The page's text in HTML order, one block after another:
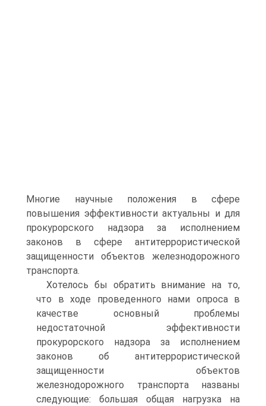
Многие научные положения в сфере
повышения эффективности актуальны и для
прокурорского надзора за исполнением
законов в сфере антитеррористической
защищенности объектов железнодорожного
транспорта.
Хотелось бы обратить внимание на то,
что в ходе проведенного нами опроса в
качестве основный проблемы
недостаточной эффективности
прокурорского надзора за исполнением
законов об антитеррористической
защищенности объектов
железнодорожного транспорта названы
следующие: большая общая нагрузка на